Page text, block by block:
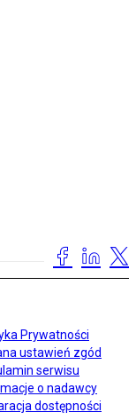
Prywatności
ustawień zgód
serwisu
o nadawcy
dostępności